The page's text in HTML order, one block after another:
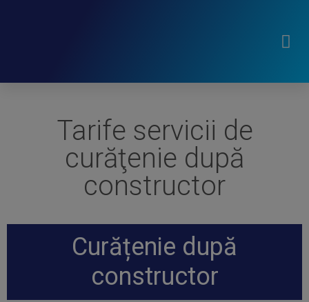
Tarife servicii de
curăţenie după
constructor
Curățenie după
constructor